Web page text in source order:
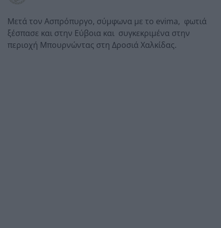
Μετά τον Ασπρόπυργο, σύμφωνα με το evima, φωτιά
ξέσπασε και στην Εύβοια και συγκεκριμένα στην
περιοχή Μπουρνώντας στη Δροσιά Χαλκίδας.